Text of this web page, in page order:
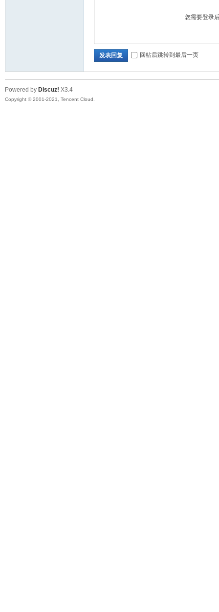
您需要登录
发表回复 回帖后跳转到最后一页
Powered by Discuz! X3.4
Copyright © 2001-2021, Tencent Cloud.